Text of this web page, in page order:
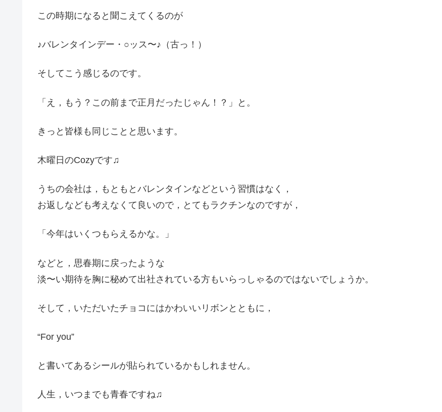
この時期になると聞こえてくるのが
♪バレンタインデー・○ッス〜♪（古っ！）
そしてこう感じるのです。
「え，もう？この前まで正月だったじゃん！？」と。
きっと皆様も同じことと思います。
木曜日のCozyです♫
うちの会社は，もともとバレンタインなどという習慣はなく，
お返しなども考えなくて良いので，とてもラクチンなのですが，
「今年はいくつもらえるかな。」
などと，思春期に戻ったような
淡〜い期待を胸に秘めて出社されている方もいらっしゃるのではないでしょうか。
そして，いただいたチョコにはかわいいリボンとともに，
“For you”
と書いてあるシールが貼られているかもしれません。
人生，いつまでも青春ですね♫